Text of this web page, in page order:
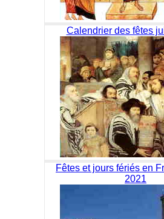
Calendrier des fêtes
Fêtes et jours fériés en
2021